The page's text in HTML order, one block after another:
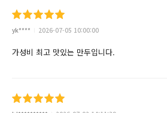
yk**** 2026-07-05 10:00:00
가성비 최고 맛있는 만두입니다.